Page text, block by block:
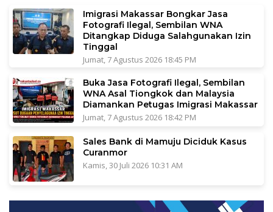
Imigrasi Makassar Bongkar Jasa
Fotografi Ilegal, Sembilan WNA
Ditangkap Diduga Salahgunakan Izin
Tinggal
Jumat, 7 Agustus 2026 18:45 PM
Buka Jasa Fotografi Ilegal, Sembilan
WNA Asal Tiongkok dan Malaysia
Diamankan Petugas Imigrasi Makassar
Jumat, 7 Agustus 2026 18:42 PM
Sales Bank di Mamuju Diciduk Kasus
Curanmor
Kamis, 30 Juli 2026 10:31 AM